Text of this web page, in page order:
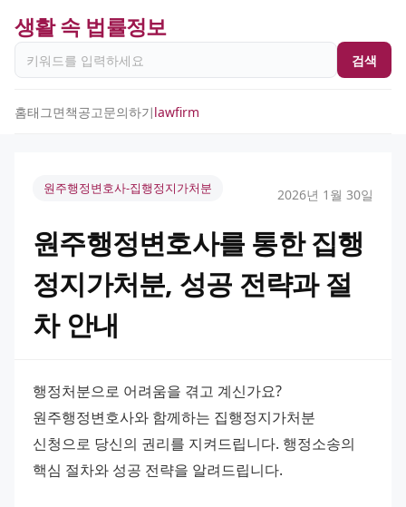
생활 속 법률정보
검색
홈태그면책공고문의하기lawfirm
원주행정변호사-집행정지가처분 2026년 1월 30일
원주행정변호사를 통한 집행
정지가처분, 성공 전략과 절
차 안내
행정처분으로 어려움을 겪고 계신가요?
원주행정변호사와 함께하는 집행정지가처분
신청으로 당신의 권리를 지켜드립니다. 행정소송의
핵심 절차와 성공 전략을 알려드립니다.